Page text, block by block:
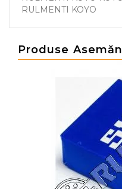
RULMENTI KOYO
Produse